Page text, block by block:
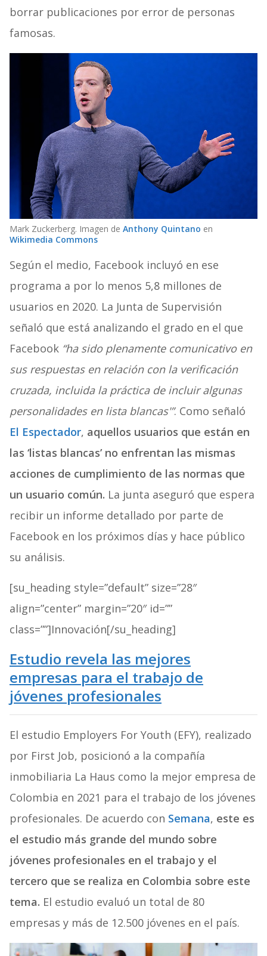
borrar publicaciones por error de personas
famosas.
Mark Zuckerberg. Imagen de Anthony Quintano en
Wikimedia Commons
Según el medio, Facebook incluyó en ese
programa a por lo menos 5,8 millones de
usuarios en 2020. La Junta de Supervisión
señaló que está analizando el grado en el que
Facebook “ha sido plenamente comunicativo en
sus respuestas en relación con la verificación
cruzada, incluida la práctica de incluir algunas
personalidades en lista blancas'”. Como señaló
El Espectador, aquellos usuarios que están en
las ‘listas blancas’ no enfrentan las mismas
acciones de cumplimiento de las normas que
un usuario común. La junta aseguró que espera
recibir un informe detallado por parte de
Facebook en los próximos días y hace público
su análisis.
[su_heading style=”default” size=”28″
align=”center” margin=”20″ id=””
class=””]Innovación[/su_heading]
Estudio revela las mejores
empresas para el trabajo de
jóvenes profesionales
El estudio Employers For Youth (EFY), realizado
por First Job, posicionó a la compañía
inmobiliaria La Haus como la mejor empresa de
Colombia en 2021 para el trabajo de los jóvenes
profesionales. De acuerdo con Semana, este es
el estudio más grande del mundo sobre
jóvenes profesionales en el trabajo y el
tercero que se realiza en Colombia sobre este
tema. El estudio evaluó un total de 80
empresas y más de 12.500 jóvenes en el país.